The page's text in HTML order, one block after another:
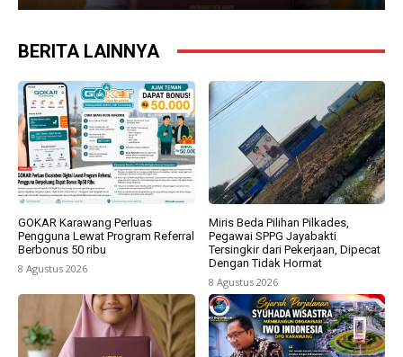
BERITA LAINNYA
GOKAR Karawang Perluas
Pengguna Lewat Program Referral
Berbonus 50 ribu
8 Agustus 2026
Miris Beda Pilihan Pilkades,
Pegawai SPPG Jayabakti
Tersingkir dari Pekerjaan, Dipecat
Dengan Tidak Hormat
8 Agustus 2026